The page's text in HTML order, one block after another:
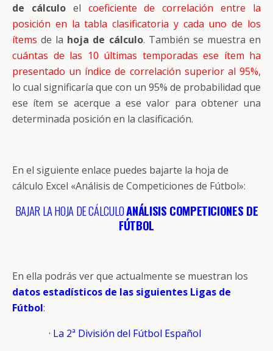
de cálculoel coeficiente de correlación entre la
posición en la tabla clasificatoria y cada uno de los
ítems de la hoja de cálculo. También se muestra en
cuántas de las 10 últimas temporadas ese ítem ha
presentado un índice de correlación superior al 95%,
lo cual significaría que con un 95% de probabilidad que
ese ítem se acerque a ese valor para obtener una
determinada posición en la clasificación.
En el siguiente enlace puedes bajarte la hoja de
cálculo Excel «Análisis de Competiciones de Fútbol»:
BAJAR LA HOJA DE CÁLCULOANÁLISIS COMPETICIONES DE
FÚTBOL
En ella podrás ver que actualmente se muestran los
datos estadísticos de las siguientes Ligas de
Fútbol:
· La 2ª División del Fútbol Español